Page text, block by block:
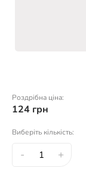
Роздрібна ціна:
124 грн
Виберіть кількість:
- +